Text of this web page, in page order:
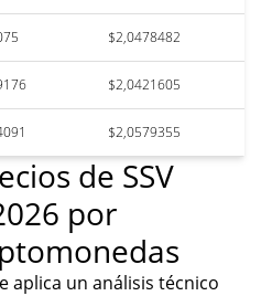
$2,0478482
$2,0421605
$2,0579355
de SSV
por
aplica un análisis técnico